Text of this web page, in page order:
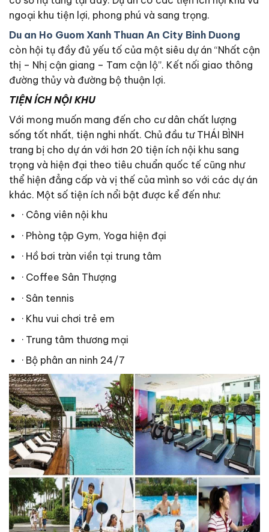
ngoại khu tiện lợi, phong phú và sang trọng.
Du an Ho Guom Xanh Thuan An City Binh Duong
còn hội tụ đầy đủ yếu tố của một siêu dự án “Nhất cận
thị – Nhị cận giang – Tam cận lộ”. Kết nối giao thông
đường thủy và đường bộ thuận lợi.
TIỆN ÍCH NỘI KHU
Với mong muốn mang đến cho cư dân chất lượng
sống tốt nhất, tiện nghi nhất. Chủ đầu tư THÁI BÌNH
trang bị cho dự án với hơn 20 tiện ích nội khu sang
trọng và hiện đại theo tiêu chuẩn quốc tế cũng như
thể hiện đẳng cấp và vị thế của mình so với các dự án
khác. Một số tiện ích nổi bật được kể đến như:
· Công viên nội khu
· Phòng tập Gym, Yoga hiện đại
· Hồ bơi tràn viền tại trung tâm
· Coffee Sân Thượng
· Sân tennis
· Khu vui chơi trẻ em
· Trung tâm thương mại
· Bộ phân an ninh 24/7